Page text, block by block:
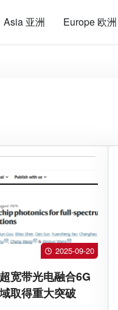
Asia 亚洲 Europe 欧洲
2025-09-20
宽带光电融合6G
取得重大突破